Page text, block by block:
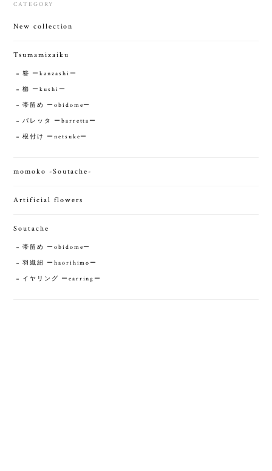
CATEGORY
New collection
Tsumamizaiku
簪 ーkanzashiー
櫛 ーkushiー
帯留め ーobidomeー
バレッタ ーbarrettaー
根付け ーnetsukeー
momoko -Soutache-
Artificial flowers
Soutache
帯留め ーobidomeー
羽織紐 ーhaorihimoー
イヤリング ーearringー